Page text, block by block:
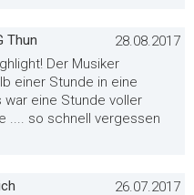
Thun
28.08.2017
Der Musiker
einer Stunde in eine
eine Stunde voller
.... so schnell vergessen
26.07.2017